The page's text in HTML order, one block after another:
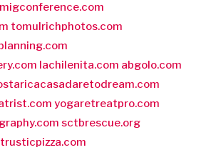
tomulrichphotos.com
lachilenita.com abgolo.com
yogaretreatpro.com
sctbrescue.org